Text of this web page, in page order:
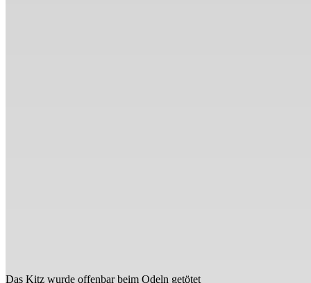
Das Kitz wurde offenbar beim Odeln getötet